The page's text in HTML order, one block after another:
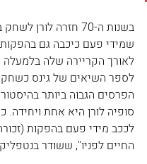
בשנות ה-70 חזרה
שמידי פעם כיכבה גם
לספר השיאים של גינס
הפרסים הגבוה ביותר
סופיה לורן היא אחת ויחידה.
לככב מידי פעם בהפקות
החיים לפניו", ששודר